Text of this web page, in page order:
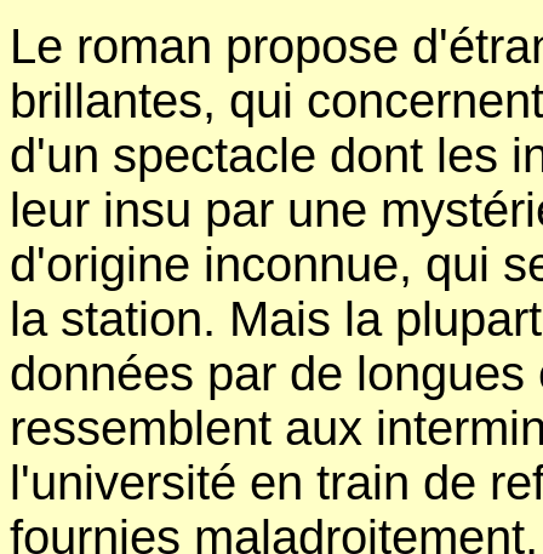
Le roman propose
brillantes, qui
d'un spectacle dont les
leur insu par une
d'origine inconnue, qui
la station. Mais la
données par de
ressemblent aux
l'université en train de
fournies